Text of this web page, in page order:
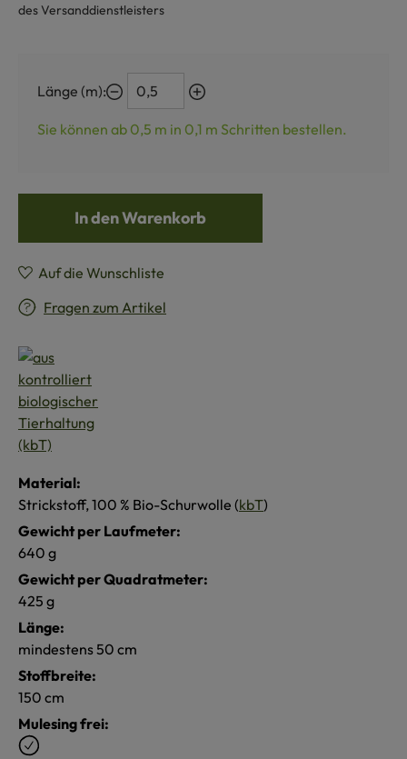
des Versanddienstleisters
Länge (m):
Sie können ab 0,5 m in 0,1 m Schritten bestellen.
In den Warenkorb
Auf die Wunschliste
Fragen zum Artikel
Material:
Strickstoff, 100 % Bio-Schurwolle (kbT)
Gewicht per Laufmeter:
640 g
Gewicht per Quadratmeter:
425 g
Länge:
mindestens 50 cm
Stoffbreite:
150 cm
Mulesing frei: